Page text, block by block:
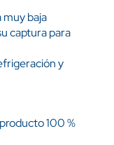
baja
captura para
y
100 %